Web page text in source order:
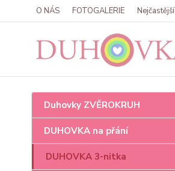
O NÁS FOTOGALERIE
Duhovky ZVĚROKRUH
DUHOVKA na přání
DUHOVKA 3-nitka